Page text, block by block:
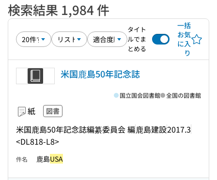
検索結果 1,984 件
タイト
ルでま
とめる
一括
お気
に入
り
米国鹿島50年記念誌
紙 図書
米国鹿島50年記念誌編纂委員会 編鹿島建設2017.3
<DL818-L8>
国立国会図書館 全国の図書館
件名 鹿島USA